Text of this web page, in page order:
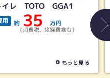
LIXIL／アメー
トイレ＋シャ
費用 19
（消費税、